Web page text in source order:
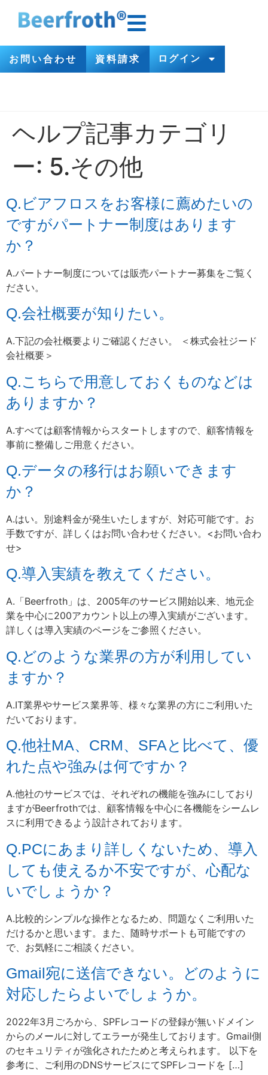
お問い合わせ 資料請求 ログイン
ヘルプ記事カテゴリ
ー: 5.その他
Q.ビアフロスをお客様に薦めたいの
ですがパートナー制度はあります
か？
A.パートナー制度については販売パートナー募集をご覧く
ださい。
Q.会社概要が知りたい。
A.下記の会社概要よりご確認ください。 ＜株式会社ジード
会社概要＞
Q.こちらで用意しておくものなどは
ありますか？
A.すべては顧客情報からスタートしますので、顧客情報を
事前に整備しご用意ください。
Q.データの移行はお願いできます
か？
A.はい。別途料金が発生いたしますが、対応可能です。お
手数ですが、詳しくはお問い合わせください。<お問い合わ
せ>
Q.導入実績を教えてください。
A.「Beerfroth」は、2005年のサービス開始以来、地元企
業を中心に200アカウント以上の導入実績がございます。
詳しくは導入実績のページをご参照ください。
Q.どのような業界の方が利用してい
ますか？
A.IT業界やサービス業界等、様々な業界の方にご利用いた
だいております。
Q.他社MA、CRM、SFAと比べて、優
れた点や強みは何ですか？
A.他社のサービスでは、それぞれの機能を強みにしており
ますがBeerfrothでは、顧客情報を中心に各機能をシームレ
スに利用できるよう設計されております。
Q.PCにあまり詳しくないため、導入
しても使えるか不安ですが、心配な
いでしょうか？
A.比較的シンプルな操作となるため、問題なくご利用いた
だけるかと思います。また、随時サポートも可能ですの
で、お気軽にご相談ください。
Gmail宛に送信できない。どのように
対応したらよいでしょうか。
2022年3月ごろから、SPFレコードの登録が無いドメイン
からのメールに対してエラーが発生しております。Gmail側
のセキュリティが強化されたためと考えられます。 以下を
参考に、ご利用のDNSサービスにてSPFレコードを […]